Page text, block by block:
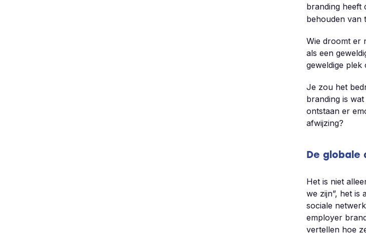
branding heeft
behouden van
Wie droomt er
als een
geweldige plek
Je zou het
branding is
ontstaan er
afwijzing?
De globale
Het is niet
we zijn”, het is
sociale
employer
vertellen hoe